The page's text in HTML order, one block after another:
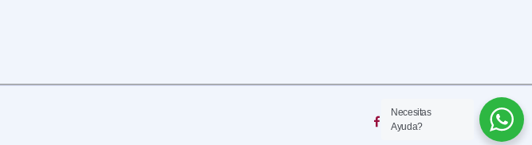
Necesitas
Ayuda?